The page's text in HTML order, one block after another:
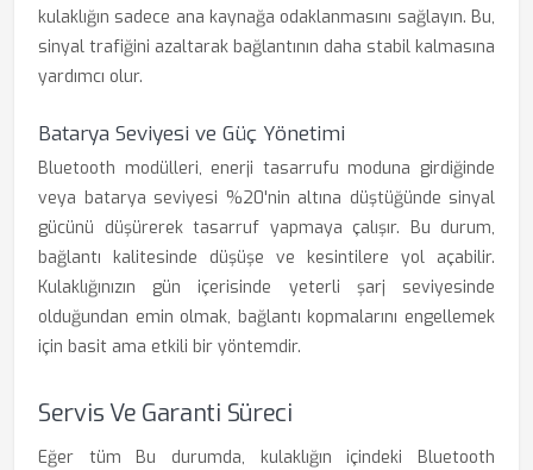
kulaklığın sadece ana kaynağa odaklanmasını sağlayın. Bu,
sinyal trafiğini azaltarak bağlantının daha stabil kalmasına
yardımcı olur.
Batarya Seviyesi ve Güç Yönetimi
Bluetooth modülleri, enerji tasarrufu moduna girdiğinde
veya batarya seviyesi %20'nin altına düştüğünde sinyal
gücünü düşürerek tasarruf yapmaya çalışır. Bu durum,
bağlantı kalitesinde düşüşe ve kesintilere yol açabilir.
Kulaklığınızın gün içerisinde yeterli şarj seviyesinde
olduğundan emin olmak, bağlantı kopmalarını engellemek
için basit ama etkili bir yöntemdir.
Servis Ve Garanti Süreci
Eğer tüm Bu durumda, kulaklığın içindeki Bluetooth